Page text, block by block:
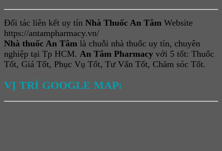
Đối tác liên kết uy tín Nhà Thuốc An Tâm Website
https://antampharmacy.vn/
Nhà thuốc An Tâm là chuỗi nhà thuốc uy tín, chuyên
nghiệp tại Tp HCM. An Tâm Pharmacy với 5 tốt: Thuốc
Tốt, Giá Tốt, Phục Vụ Tốt, Tư Vấn Tốt, Chăm sóc Tốt.
VỊ TRÍ GOOGLE MAP: